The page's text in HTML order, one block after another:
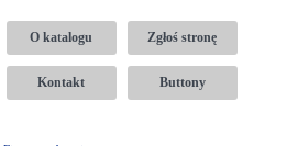
O katalogu Zgłoś stronę
Kontakt Buttony